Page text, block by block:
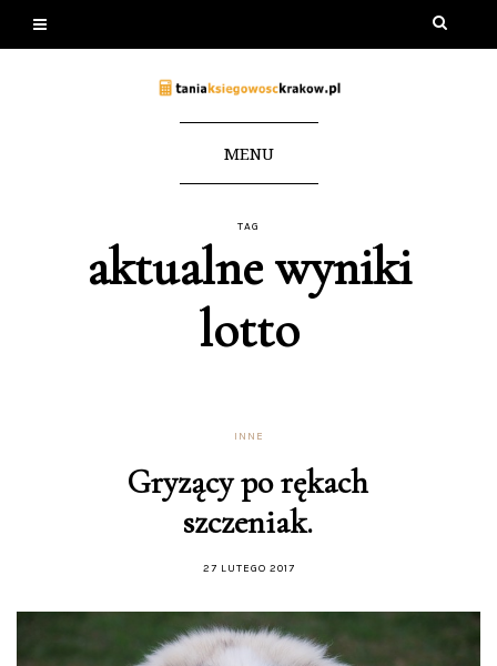
MENU
TAG
aktualne wyniki
lotto
INNE
Gryzący po rękach
szczeniak.
27 LUTEGO 2017